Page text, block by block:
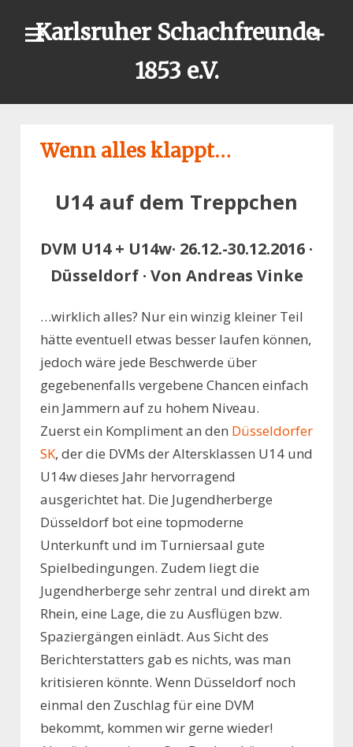
Karlsruher Schachfreunde
1853 e.V.
Wenn alles klappt…
U14 auf dem Treppchen
DVM U14 + U14w· 26.12.-30.12.2016 ·
Düsseldorf · Von Andreas Vinke
…wirklich alles? Nur ein winzig kleiner Teil
hätte eventuell etwas besser laufen können,
jedoch wäre jede Beschwerde über
gegebenenfalls vergebene Chancen einfach
ein Jammern auf zu hohem Niveau.
Zuerst ein Kompliment an den Düsseldorfer
SK, der die DVMs der Altersklassen U14 und
U14w dieses Jahr hervorragend
ausgerichtet hat. Die Jugendherberge
Düsseldorf bot eine topmoderne
Unterkunft und im Turniersaal gute
Spielbedingungen. Zudem liegt die
Jugendherberge sehr zentral und direkt am
Rhein, eine Lage, die zu Ausflügen bzw.
Spaziergängen einlädt. Aus Sicht des
Berichterstatters gab es nichts, was man
kritisieren könnte. Wenn Düsseldorf noch
einmal den Zuschlag für eine DVM
bekommt, kommen wir gerne wieder!